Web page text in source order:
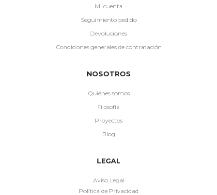
Mi cuenta
Seguimiento pedido
Devoluciones
Condiciones generales de contratación
NOSOTROS
Quiénes somos
Filosofía
Proyectos
Blog
LEGAL
Aviso Legal
Política de Privacidad